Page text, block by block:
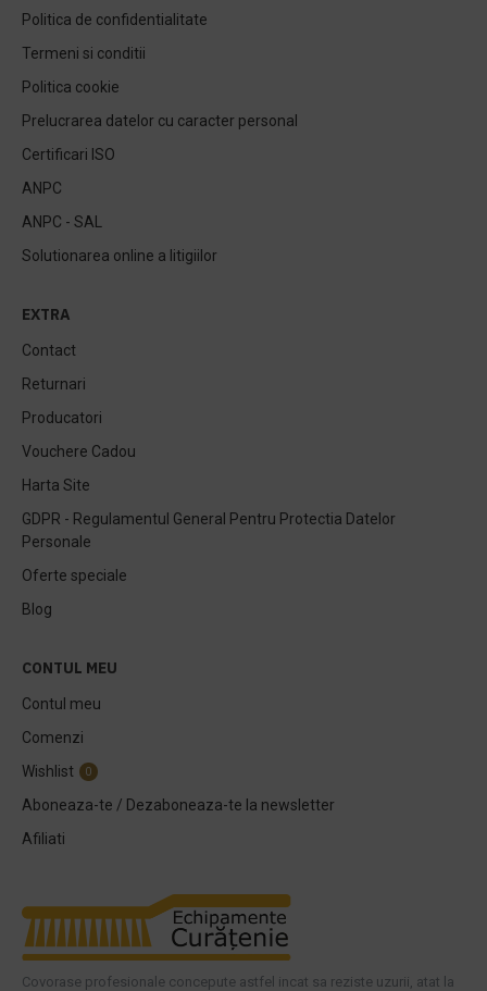
Politica de confidentialitate
Termeni si conditii
Politica cookie
Prelucrarea datelor cu caracter personal
Certificari ISO
ANPC
ANPC - SAL
Solutionarea online a litigiilor
EXTRA
Contact
Returnari
Producatori
Vouchere Cadou
Harta Site
GDPR - Regulamentul General Pentru Protectia Datelor
Personale
Oferte speciale
Blog
CONTUL MEU
Contul meu
Comenzi
Wishlist
0
Aboneaza-te / Dezaboneaza-te la newsletter
Afiliati
Covorase profesionale concepute astfel incat sa reziste uzurii, atat la